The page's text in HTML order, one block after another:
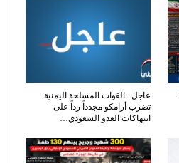
عاجل.. القوات المسلحة اليمنية
تضرب أرامكو مجدداً رداً على
انتهاكات العدو السعودي…